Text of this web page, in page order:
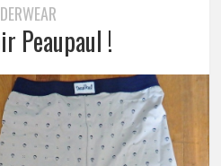
Peaupaul !